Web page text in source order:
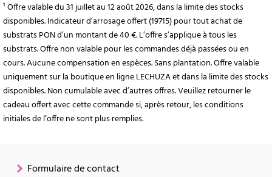
¹ Offre valable du 31 juillet au 12 août 2026, dans la limite des stocks
disponibles. Indicateur d’arrosage offert (19715) pour tout achat de
substrats PON d’un montant de 40 €. L’offre s’applique à tous les
substrats. Offre non valable pour les commandes déjà passées ou en
cours. Aucune compensation en espèces. Sans plantation. Offre valable
uniquement sur la boutique en ligne LECHUZA et dans la limite des stocks
disponibles. Non cumulable avec d’autres offres. Veuillez retourner le
cadeau offert avec cette commande si, après retour, les conditions
initiales de l’offre ne sont plus remplies.
Formulaire de contact